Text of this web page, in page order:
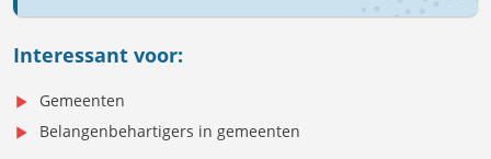
Interessant voor:
Gemeenten
Belangenbehartigers in gemeenten